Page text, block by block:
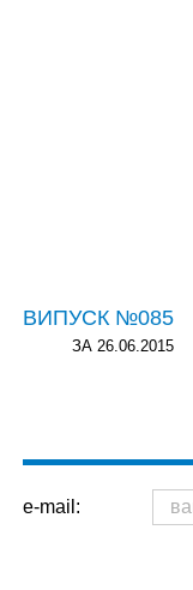
ВИПУСК №085
ЗА 26.06.2015
e-mail: